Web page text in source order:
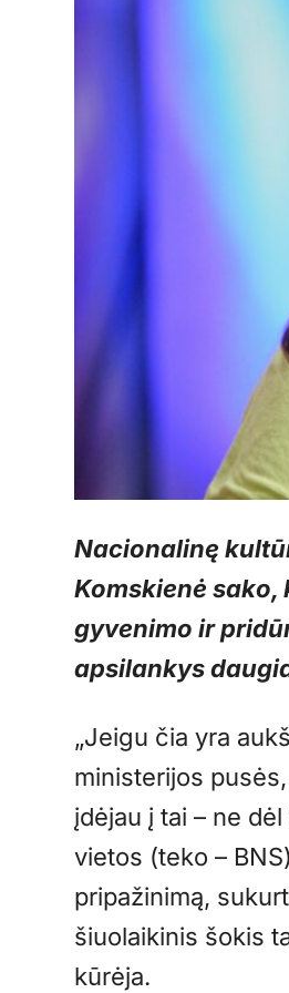
Nacionalinę
Komskienė
gyvenimo ir
apsilankys
„Jeigu čia yra
ministerijos
įdėjau į tai – ne
vietos (teko –
pripažinimą,
šiuolaikinis šokis
kūrėja.